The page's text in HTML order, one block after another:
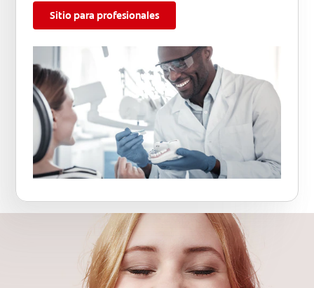
Sitio para profesionales